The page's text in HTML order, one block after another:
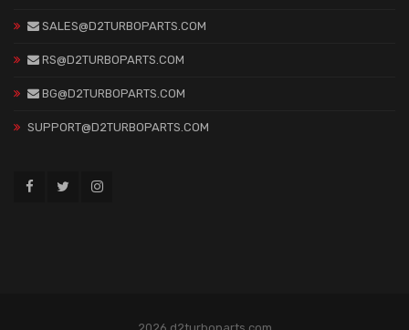
SALES@D2TURBOPARTS.COM
RS@D2TURBOPARTS.COM
BG@D2TURBOPARTS.COM
SUPPORT@D2TURBOPARTS.COM